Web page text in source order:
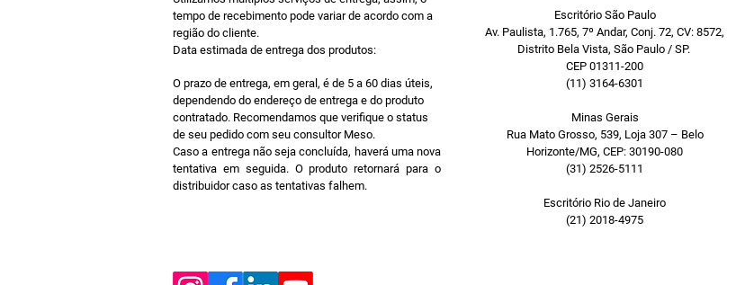
Mic
hubs
tempo de recebimento pode variar de acordo com a
região do cliente.
Data estimada de entrega dos produtos:
O prazo de entrega, em geral, é de 5 a 60 dias úteis,
dependendo do endereço de entrega e do produto
contratado. Recomendamos que verifique o status
de seu pedido com seu consultor Meso.
Caso a entrega não seja concluída, haverá uma nova
tentativa em seguida. O produto retornará para o
distribuidor caso as tentativas falhem.
Escritório São Paulo
Av. Paulista, 1.765, 7º Andar, Conj. 72, CV: 8572,
Distrito Bela Vista, São Paulo / SP.
CEP 01311-200
(11) 3164-6301
Minas Gerais
Rua Mato Grosso, 539, Loja 307 – Belo
Horizonte/MG, CEP: 30190-080
(31) 2526-5111
Escritório Rio de Janeiro
(21) 2018-4975